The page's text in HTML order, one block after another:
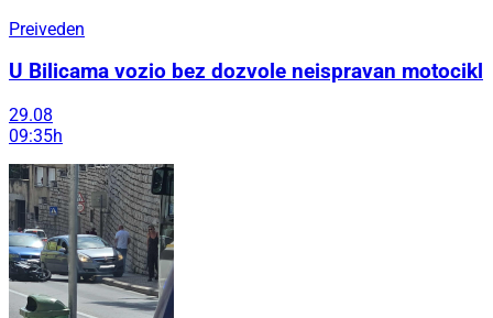
Preiveden
U Bilicama vozio bez dozvole neispravan motocikl
29.08
09:35h